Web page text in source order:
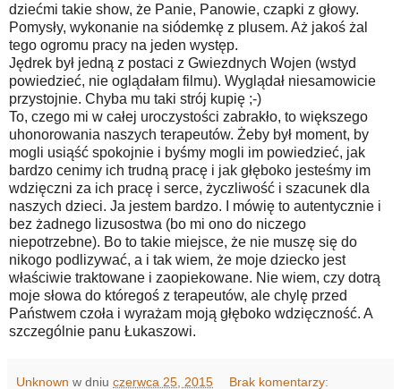
dziećmi takie show, że Panie, Panowie, czapki z głowy.
Pomysły, wykonanie na siódemkę z plusem. Aż jakoś żal
tego ogromu pracy na jeden występ.
Jędrek był jedną z postaci z Gwiezdnych Wojen (wstyd
powiedzieć, nie oglądałam filmu). Wyglądał niesamowicie
przystojnie. Chyba mu taki strój kupię ;-)
To, czego mi w całej uroczystości zabrakło, to większego
uhonorowania naszych terapeutów. Żeby był moment, by
mogli usiąść spokojnie i byśmy mogli im powiedzieć, jak
bardzo cenimy ich trudną pracę i jak głęboko jesteśmy im
wdzięczni za ich pracę i serce, życzliwość i szacunek dla
naszych dzieci. Ja jestem bardzo. I mówię to autentycznie i
bez żadnego lizusostwa (bo mi ono do niczego
niepotrzebne). Bo to takie miejsce, że nie muszę się do
nikogo podlizywać, a i tak wiem, że moje dziecko jest
właściwie traktowane i zaopiekowane. Nie wiem, czy dotrą
moje słowa do któregoś z terapeutów, ale chylę przed
Państwem czoła i wyrażam moją głęboko wdzięczność. A
szczególnie panu Łukaszowi.
Unknown w dniu czerwca 25, 2015 Brak komentarzy: